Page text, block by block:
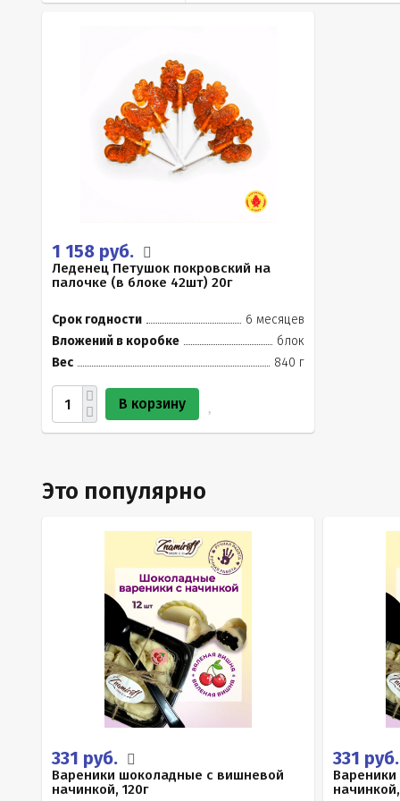
1 158 руб.
Леденец Петушок покровский на
палочке (в блоке 42шт) 20г
Срок годности
6 месяцев
Вложений в коробке
блок
Вес
840 г
В корзину
Это популярно
331 руб.
Вареники шоколадные с вишневой
начинкой, 120г
331
начинкой,